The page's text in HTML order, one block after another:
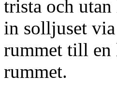
trista och
in solljuset
rummet till en
rummet.